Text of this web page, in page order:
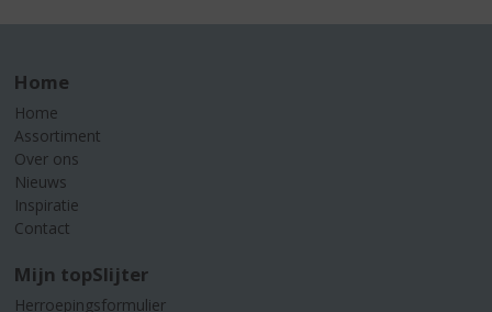
Home
Home
Assortiment
Over ons
Nieuws
Inspiratie
Contact
Mijn topSlijter
Herroepingsformulier